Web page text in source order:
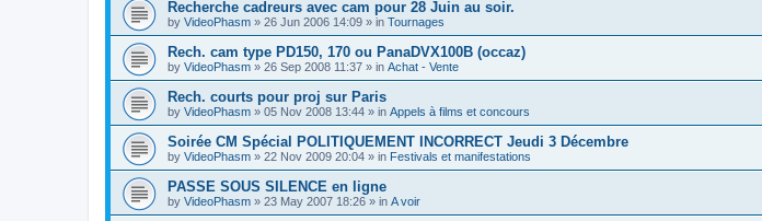
Recherche cadreurs avec cam pour 28 Juin au soir.
by VideoPhasm » 26 Jun 2006 14:09 » in Tournages
Rech. cam type PD150, 170 ou PanaDVX100B (occaz)
by VideoPhasm » 26 Sep 2008 11:37 » in Achat - Vente
Rech. courts pour proj sur Paris
by VideoPhasm » 05 Nov 2008 13:44 » in Appels à films et concours
Soirée CM Spécial POLITIQUEMENT INCORRECT Jeudi 3 Décembre
by VideoPhasm » 22 Nov 2009 20:04 » in Festivals et manifestations
PASSE SOUS SILENCE en ligne
by VideoPhasm » 23 May 2007 18:26 » in A voir